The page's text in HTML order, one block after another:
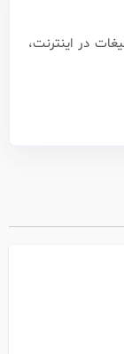
در اینترنت،